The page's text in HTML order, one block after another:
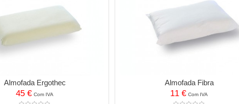
Almofada Ergothec
45 € Com IVA
Almofada Fibra
11 € Com IVA